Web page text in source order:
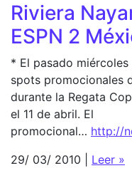
Riviera
ESPN 2
* El pasado
spots promocionales
durante la Regata
el 11 de abril. El
promocional… http://
29/ 03/ 2010 | Leer »